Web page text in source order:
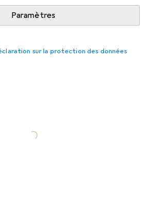
Paramètres
sur la protection des données